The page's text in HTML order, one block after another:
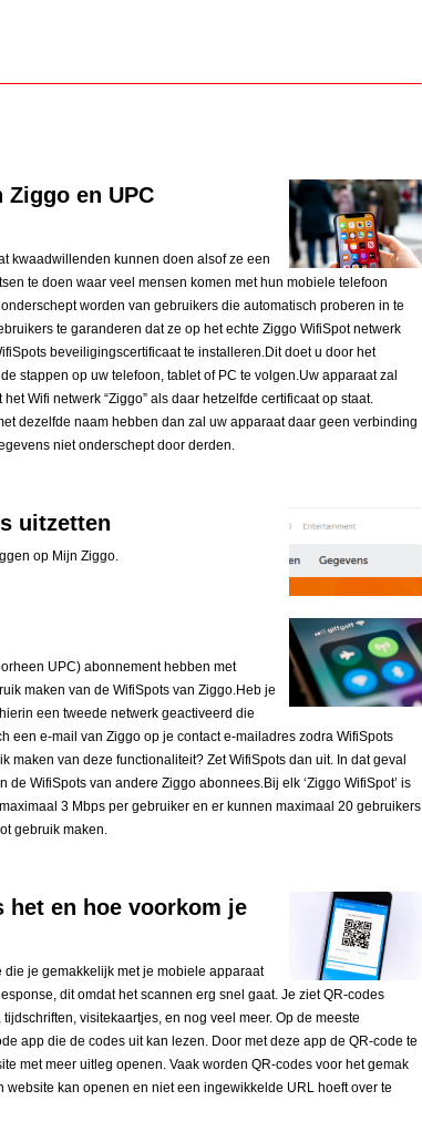
Ziggo en UPC
kwaadwillenden kunnen doen alsof ze een
te doen waar veel mensen komen met hun mobiele telefoon
worden van gebruikers die automatisch proberen in te
te garanderen dat ze op het echte Ziggo WifiSpot netwerk
beveiligingscertificaat te installeren.Dit doet u door het
stappen op uw telefoon, tablet of PC te volgen.Uw apparaat zal
Wifi netwerk “Ziggo” als daar hetzelfde certificaat op staat.
dezelfde naam hebben dan zal uw apparaat daar geen verbinding
niet onderschept door derden.
uitzetten
op Mijn Ziggo.
UPC) abonnement hebben met
maken van de WifiSpots van Ziggo.Heb je
een tweede netwerk geactiveerd die
een e-mail van Ziggo op je contact e-mailadres zodra WifiSpots
maken van deze functionaliteit? Zet WifiSpots dan uit. In dat geval
WifiSpots van andere Ziggo abonnees.Bij elk ‘Ziggo WifiSpot’ is
3 Mbps per gebruiker en er kunnen maximaal 20 gebruikers
gebruik maken.
het en hoe voorkom je
je gemakkelijk met je mobiele apparaat
dit omdat het scannen erg snel gaat. Je ziet QR-codes
visitekaartjes, en nog veel meer. Op de meeste
app die de codes uit kan lezen. Door met deze app de QR-code te
met meer uitleg openen. Vaak worden QR-codes voor het gemak
kan openen en niet een ingewikkelde URL hoeft over te